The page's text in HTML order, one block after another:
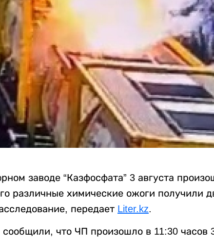
заводе “Казфосфата” 3 августа
различные химические ожоги получили
передает Liter.kz.
что ЧП произошло в 11:30 часов